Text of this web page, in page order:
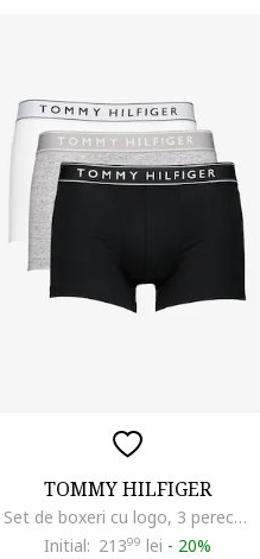
TOMMY HILFIGER
Set de boxeri cu logo, 3 perechi, Gri/Alb arctic/Negru antracit
Initial: 21399 lei - 20%